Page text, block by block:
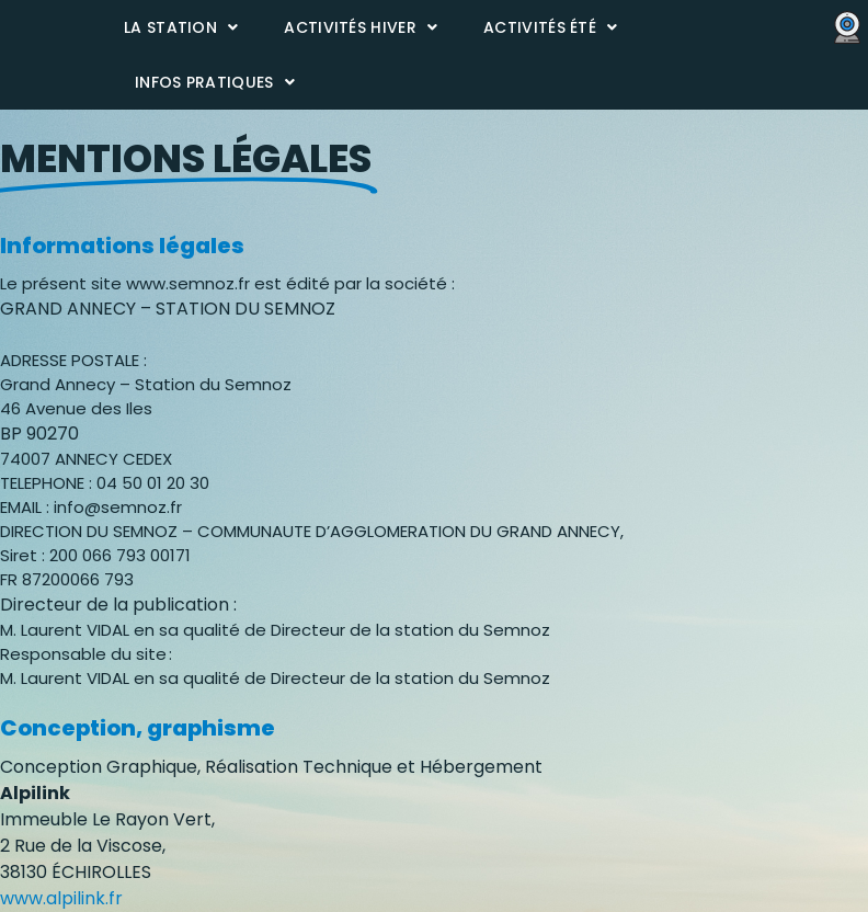
LA STATION ACTIVITÉS HIVER ACTIVITÉS ÉTÉ
INFOS PRATIQUES
MENTIONS LÉGALES
Informations légales
Le présent site www.semnoz.fr est édité par la société :
GRAND ANNECY – STATION DU SEMNOZ
ADRESSE POSTALE :
Grand Annecy – Station du Semnoz
46 Avenue des Iles
BP 90270
74007 ANNECY CEDEX
TELEPHONE : 04 50 01 20 30
EMAIL : info@semnoz.fr
DIRECTION DU SEMNOZ – COMMUNAUTE D’AGGLOMERATION DU GRAND ANNECY,
Siret : 200 066 793 00171
FR 87200066 793
Directeur de la publication :
M. Laurent VIDAL en sa qualité de Directeur de la station du Semnoz
Responsable du site :
M. Laurent VIDAL en sa qualité de Directeur de la station du Semnoz
Conception, graphisme
Conception Graphique, Réalisation Technique et Hébergement
Alpilink
Immeuble Le Rayon Vert,
2 Rue de la Viscose,
38130 ÉCHIROLLES
www.alpilink.fr